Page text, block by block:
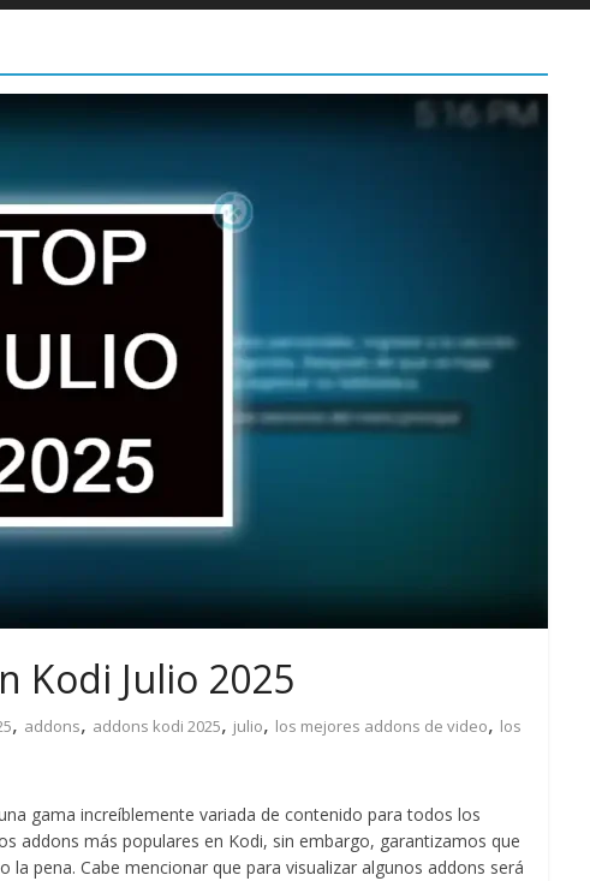
Kodi Julio 2025
, addons, addons kodi 2025, julio, los mejores addons de video, los
gama increíblemente variada de contenido para todos los
addons más populares en Kodi, sin embargo, garantizamos que
pena. Cabe mencionar que para visualizar algunos addons será